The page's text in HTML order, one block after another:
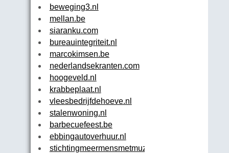
beweging3.nl
mellan.be
siaranku.com
bureauintegriteit.nl
marcokimsen.be
nederlandsekranten.com
hoogeveld.nl
krabbeplaat.nl
vleesbedrijfdehoeve.nl
stalenwoning.nl
barbecuefeest.be
ebbingautoverhuur.nl
stichtingmeermensmetmuziek.nl